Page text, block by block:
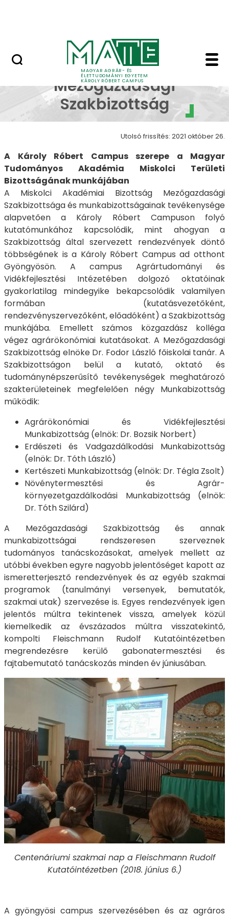
MAGYAR AGRÁR- ÉS
ÉLETTUDOMÁNYI EGYETEM
KÁROLY RÓBERT CAMPUS
MTA MABMTA MAB
Mezőgazdasági
Szakbizottság
Utolsó frissítés: 2021 október 26.
A Károly Róbert Campus szerepe a Magyar
Tudományos Akadémia Miskolci Területi
Bizottságának munkájában
A Miskolci Akadémiai Bizottság Mezőgazdasági
Szakbizottsága és munkabizottságainak tevékenysége
alapvetően a Károly Róbert Campuson folyó
kutatómunkához kapcsolódik, mint ahogyan a
Szakbizottság által szervezett rendezvények döntő
többségének is a Károly Róbert Campus ad otthont
Gyöngyösön. A campus Agrártudományi és
Vidékfejlesztési Intézetében dolgozó oktatóinak
gyakorlatilag mindegyike bekapcsolódik valamilyen
formában (kutatásvezetőként,
rendezvényszervezőként, előadóként) a Szakbizottság
munkájába. Emellett számos közgazdász kolléga
végez agrárökonómiai kutatásokat. A Mezőgazdasági
Szakbizottság elnöke Dr. Fodor László főiskolai tanár. A
Szakbizottságon belül a kutató, oktató és
tudománynépszerűsítő tevékenységek meghatározó
szakterületeinek megfelelően négy Munkabizottság
működik:
Agrárökonómiai és Vidékfejlesztési
Munkabizottság (elnök: Dr. Bozsik Norbert)
Erdészeti és Vadgazdálkodási Munkabizottság
(elnök: Dr. Tóth László)
Kertészeti Munkabizottság (elnök: Dr. Tégla Zsolt)
Növénytermesztési és Agrár-
környezetgazdálkodási Munkabizottság (elnök:
Dr. Tóth Szilárd)
A Mezőgazdasági Szakbizottság és annak
munkabizottságai rendszeresen szerveznek
tudományos tanácskozásokat, amelyek mellett az
utóbbi években egyre nagyobb jelentőséget kapott az
ismeretterjesztő rendezvények és az egyéb szakmai
programok (tanulmányi versenyek, bemutatók,
szakmai utak) szervezése is. Egyes rendezvények igen
jelentős múltra tekintenek vissza, amelyek közül
kiemelkedik az évszázados múltra visszatekintő,
kompolti Fleischmann Rudolf Kutatóintézetben
megrendezésre kerülő gabonatermesztési és
fajtabemutató tanácskozás minden év júniusában.
Centenáriumi szakmai nap a Fleischmann Rudolf
Kutatóintézetben (2018. június 6.)
A gyöngyösi campus szervezésében és az agráros